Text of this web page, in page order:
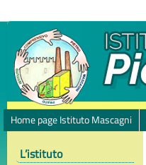
Home page Istituto Mascagni
L’istituto